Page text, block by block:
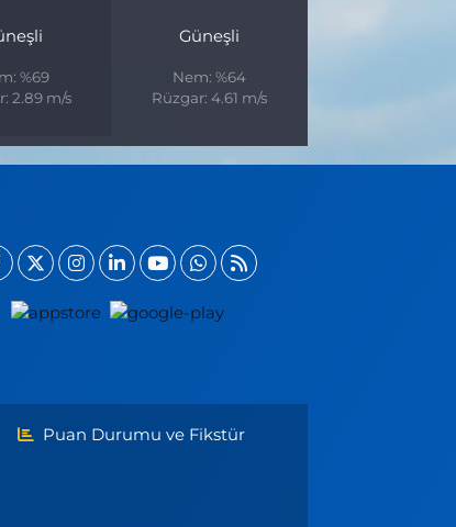
%69
2.89 m/s
Güneşli
Nem: %64
Rüzgar: 4.61 m/s
Puan Durumu ve Fikstür